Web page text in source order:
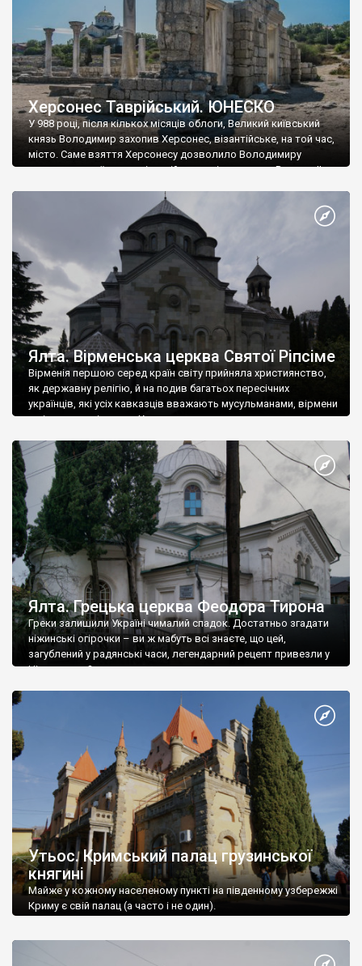
Херсонес Таврійський. ЮНЕСКО
У 988 році, після кількох місяців облоги, Великий київський
князь Володимир захопив Херсонес, візантійське, на той час,
місто. Саме взяття Херсонесу дозволило Володимиру
диктувати свої умови візантійському імператору Василю ІІ, та
Херсонесі Володимир-язичник, став Василем-християнином.
А потім було Хрещення Русі. На честь Херсонесу Таврійського
Ялта. Вірменська церква Святої Ріпсіме
Вірменія першою серед країн світу прийняла християнство,
як державну релігію, й на подив багатьох пересічних
українців, які усіх кавказців вважають мусульманами, вірмени
є відданими вірянами Христа
Ялта. Грецька церква Феодора Тирона
Греки залишили Україні чималий спадок. Достатньо згадати
ніжинські огірочки – ви ж мабуть всі знаєте, що цей,
загублений у радянські часи, легендарний рецепт привезли у
Ніжин греки?
Утьос. Кримський палац грузинської
княгині
Майже у кожному населеному пункті на південному узбережжі
Криму є свій палац (а часто і не один).